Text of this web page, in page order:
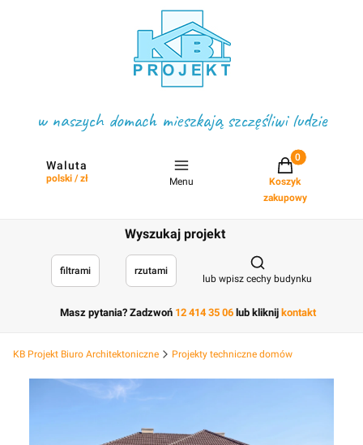
w naszych domach mieszkają szczęśliwi ludzie
Waluta
polski / zł Menu
Projekty w
Koszyk
zakupowy
Wyszukaj projekt
filtrami rzutami
Otwórz
lub wpisz cechy budynku
Masz pytania? Zadzwoń 12 414 35 06 lub kliknij kontakt
KB Projekt Biuro Architektoniczne Projekty techniczne domów